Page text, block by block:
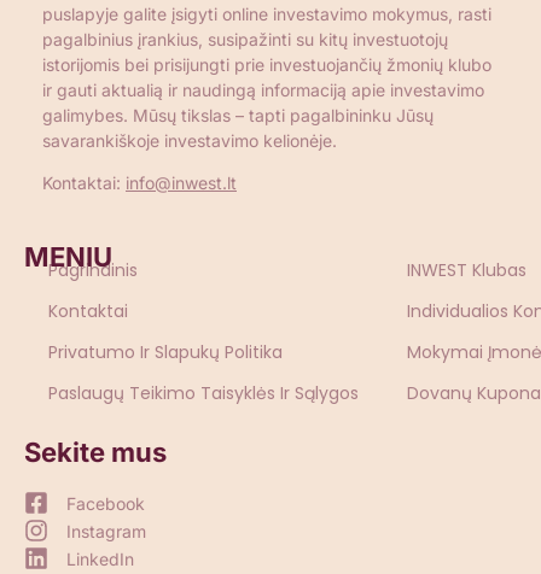
puslapyje galite įsigyti online investavimo mokymus, rasti
pagalbinius įrankius, susipažinti su kitų investuotojų
istorijomis bei prisijungti prie investuojančių žmonių klubo
ir gauti aktualią ir naudingą informaciją apie investavimo
galimybes. Mūsų tikslas – tapti pagalbininku Jūsų
savarankiškoje investavimo kelionėje.
Kontaktai: info@inwest.lt
MENIU
Pagrindinis
Kontaktai
Privatumo Ir Slapukų Politika
Paslaugų Teikimo Taisyklės Ir Sąlygos
INWEST Klubas
Individualios
Mokymai
Dovanų
Sekite mus
Facebook
Instagram
LinkedIn